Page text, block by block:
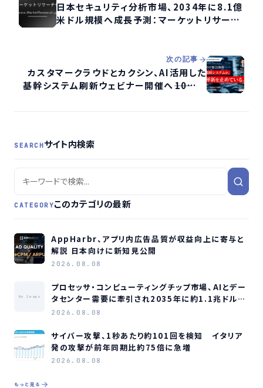
日本セキュリティ分析市場、2034年に8.1億
米ドル規模へ成長予測：マーケットリサーチ
次の記事
カスタマークラウドとカクシン、AI活用した
基幹システム刷新ウェビナー開催へ――10万部
SEARCHサイト内検索
CATEGORYこのカテゴリの最新
AppHarbr、アプリ内広告品質が収益向上に寄与と
解説 日本向けに新知見公開
2026.08.08
No Image
プロセッサ・コンピューティングチップ市場、AIとデー
タセンター需要に牽引され2035年に約1.1兆ドル規
模へ成長か
2026.08.08
サイバー攻撃、1秒あたり約101回を検知 イタリア
発の攻撃が前年同期比約75倍に急増
2026.08.08
もっと見る